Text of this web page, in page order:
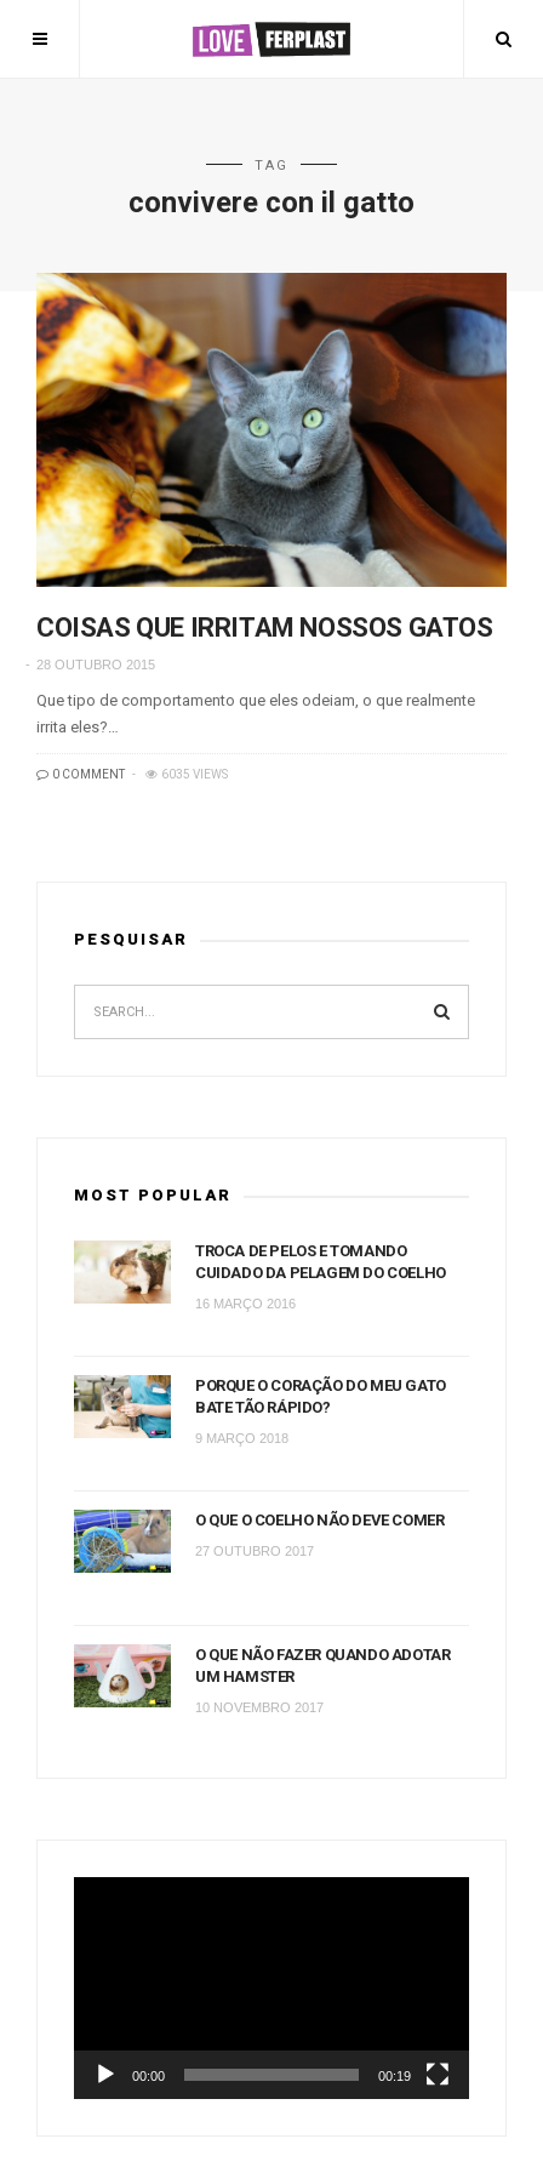
TAG
convivere con il gatto
COISAS QUE IRRITAM NOSSOS GATOS
28 OUTUBRO 2015
Que tipo de comportamento que eles odeiam, o que realmente
irrita eles?…
0 COMMENT 6035 VIEWS
PESQUISAR
MOST POPULAR
TROCA DE PELOS E TOMANDO
CUIDADO DA PELAGEM DO COELHO
16 MARÇO 2016
PORQUE O CORAÇÃO DO MEU GATO
BATE TÃO RÁPIDO?
9 MARÇO 2018
O QUE O COELHO NÃO DEVE COMER
27 OUTUBRO 2017
O QUE NÃO FAZER QUANDO ADOTAR
UM HAMSTER
10 NOVEMBRO 2017
00:00 00:19